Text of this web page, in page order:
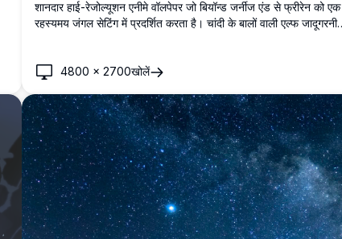
शानदार हाई-रेजोल्यूशन एनीमे वॉलपेपर जो बियॉन्ड जर्नीज एंड से फ्रीरेन को एक
रहस्यमय जंगल सेटिंग में प्रदर्शित करता है। चांदी के बालों वाली एल्फ जादूगरनी
4800 ×2700खोलें